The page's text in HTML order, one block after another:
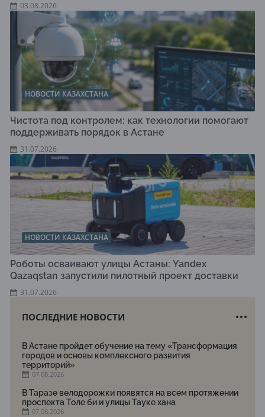
03.08.2026
НОВОСТИ КАЗАХСТАНА
Чистота под контролем: как технологии помогают
поддерживать порядок в Астане
31.07.2026
НОВОСТИ КАЗАХСТАНА
Роботы осваивают улицы Астаны: Yandex
Qazaqstan запустили пилотный проект доставки
31.07.2026
ПОСЛЕДНИЕ НОВОСТИ
В Астане пройдет обучение на тему «Трансформация
городов и основы комплексного развития
территорий»
07.08.2026
В Таразе велодорожки появятся на всем протяжении
проспекта Толе би и улицы Тауке хана
07.08.2026